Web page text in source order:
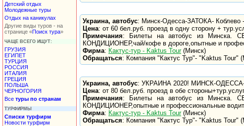
Детский отдых
Молодежные туры
Отдых на каникулах
Другие виды туров - на
странице «Поиск тура»
ЧАЩЕ ВСЕГО ИЩУТ:
ГРУЗИЯ
ЕГИПЕТ
ТУРЦИЯ
РОССИЯ
ИТАЛИЯ
ГРЕЦИЯ
ПОЛЬША
ЧЕРНОГОРИЯ
Все туры по странам
ТУРФИРМЫ
Списки турфирм
Новости турфирм
Украина, автобус: Минск-Одесса-ЗАТОКА- Коблево
Цена: от 60 бел.руб. проезд в одну сторону +
Примечания: Билеты на автобус из Минска.
КОНДИЦИОНЕР,чай/кофе в дороге,опытные и
Фирма: Кактус-тур - Kaktus Tour(Минск)
Обращаться: Компания "Кактус Тур"- "Kaktus Tour"
Украина, автобус: УКРАИНА 2020! МИНСК-
Цена: от 80 бел.руб. проезд в обе
Примечания: Билеты на автобус из Минска.
КОНДИЦИОНЕР,опытные и профессиональные
Фирма: Кактус-тур - Kaktus Tour(Минск)
Обращаться: Компания "Кактус Тур"- "Kaktus Tour"